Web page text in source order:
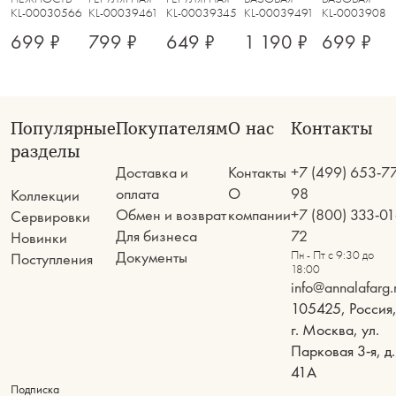
KL-00030566
699 ₽
KL-00039461
799 ₽
KL-00039345
649 ₽
KL-00039491
1 190 ₽
KL-00039082
699 ₽
Популярные
разделы
Коллекции
Сервировки
Новинки
Поступления
Покупателям
Доставка и
оплата
Обмен и возврат
Для бизнеса
Документы
О нас
Контакты
О
компании
Контакты
+7 (499) 653-
98
+7 (800) 333-
72
Пн - Пт с 9:30 до
18:00
105425, Россия,
г. Москва, ул.
Парковая 3-я, д.
41А
Подписка